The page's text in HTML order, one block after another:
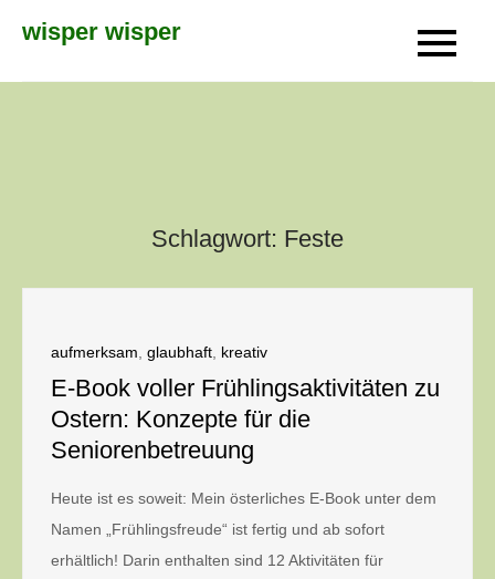
wisper wisper
Schlagwort: Feste
aufmerksam glaubhaft kreativ
E-Book voller Frühlingsaktivitäten zu
Ostern: Konzepte für die
Seniorenbetreuung
Heute ist es soweit: Mein österliches E-Book unter dem
Namen „Frühlingsfreude“ ist fertig und ab sofort
erhältlich! Darin enthalten sind 12 Aktivitäten für